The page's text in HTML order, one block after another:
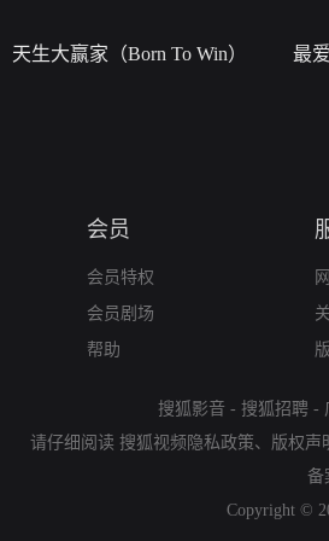
天生大赢家（Born To Win） 最
会员
会员特权
会员剧场
帮助
搜狐影音 - 搜狐招聘 -
请仔细阅读 搜狐视频隐私政策、 版权声
备
Copyright ©